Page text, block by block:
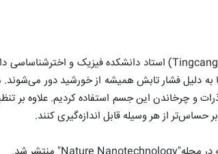
به دلیل فشار تابش همیشه از خورشید دور می‌شوند.
و چرخاندن این جسم استفاده کردیم. علاوه بر